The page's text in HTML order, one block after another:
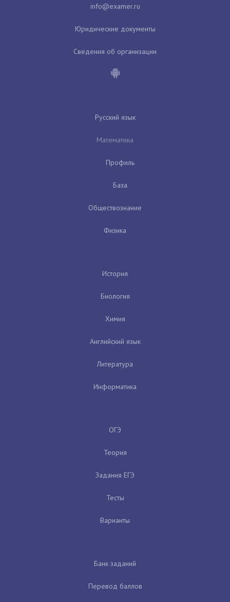
Юридические документы
Сведения об организации
Русский язык
Математика
Профиль
База
Обществознание
Физика
История
Биология
Химия
Английский язык
Литература
Информатика
ОГЭ
Теория
Задания ЕГЭ
Тесты
Варианты
Банк заданий
Перевод баллов